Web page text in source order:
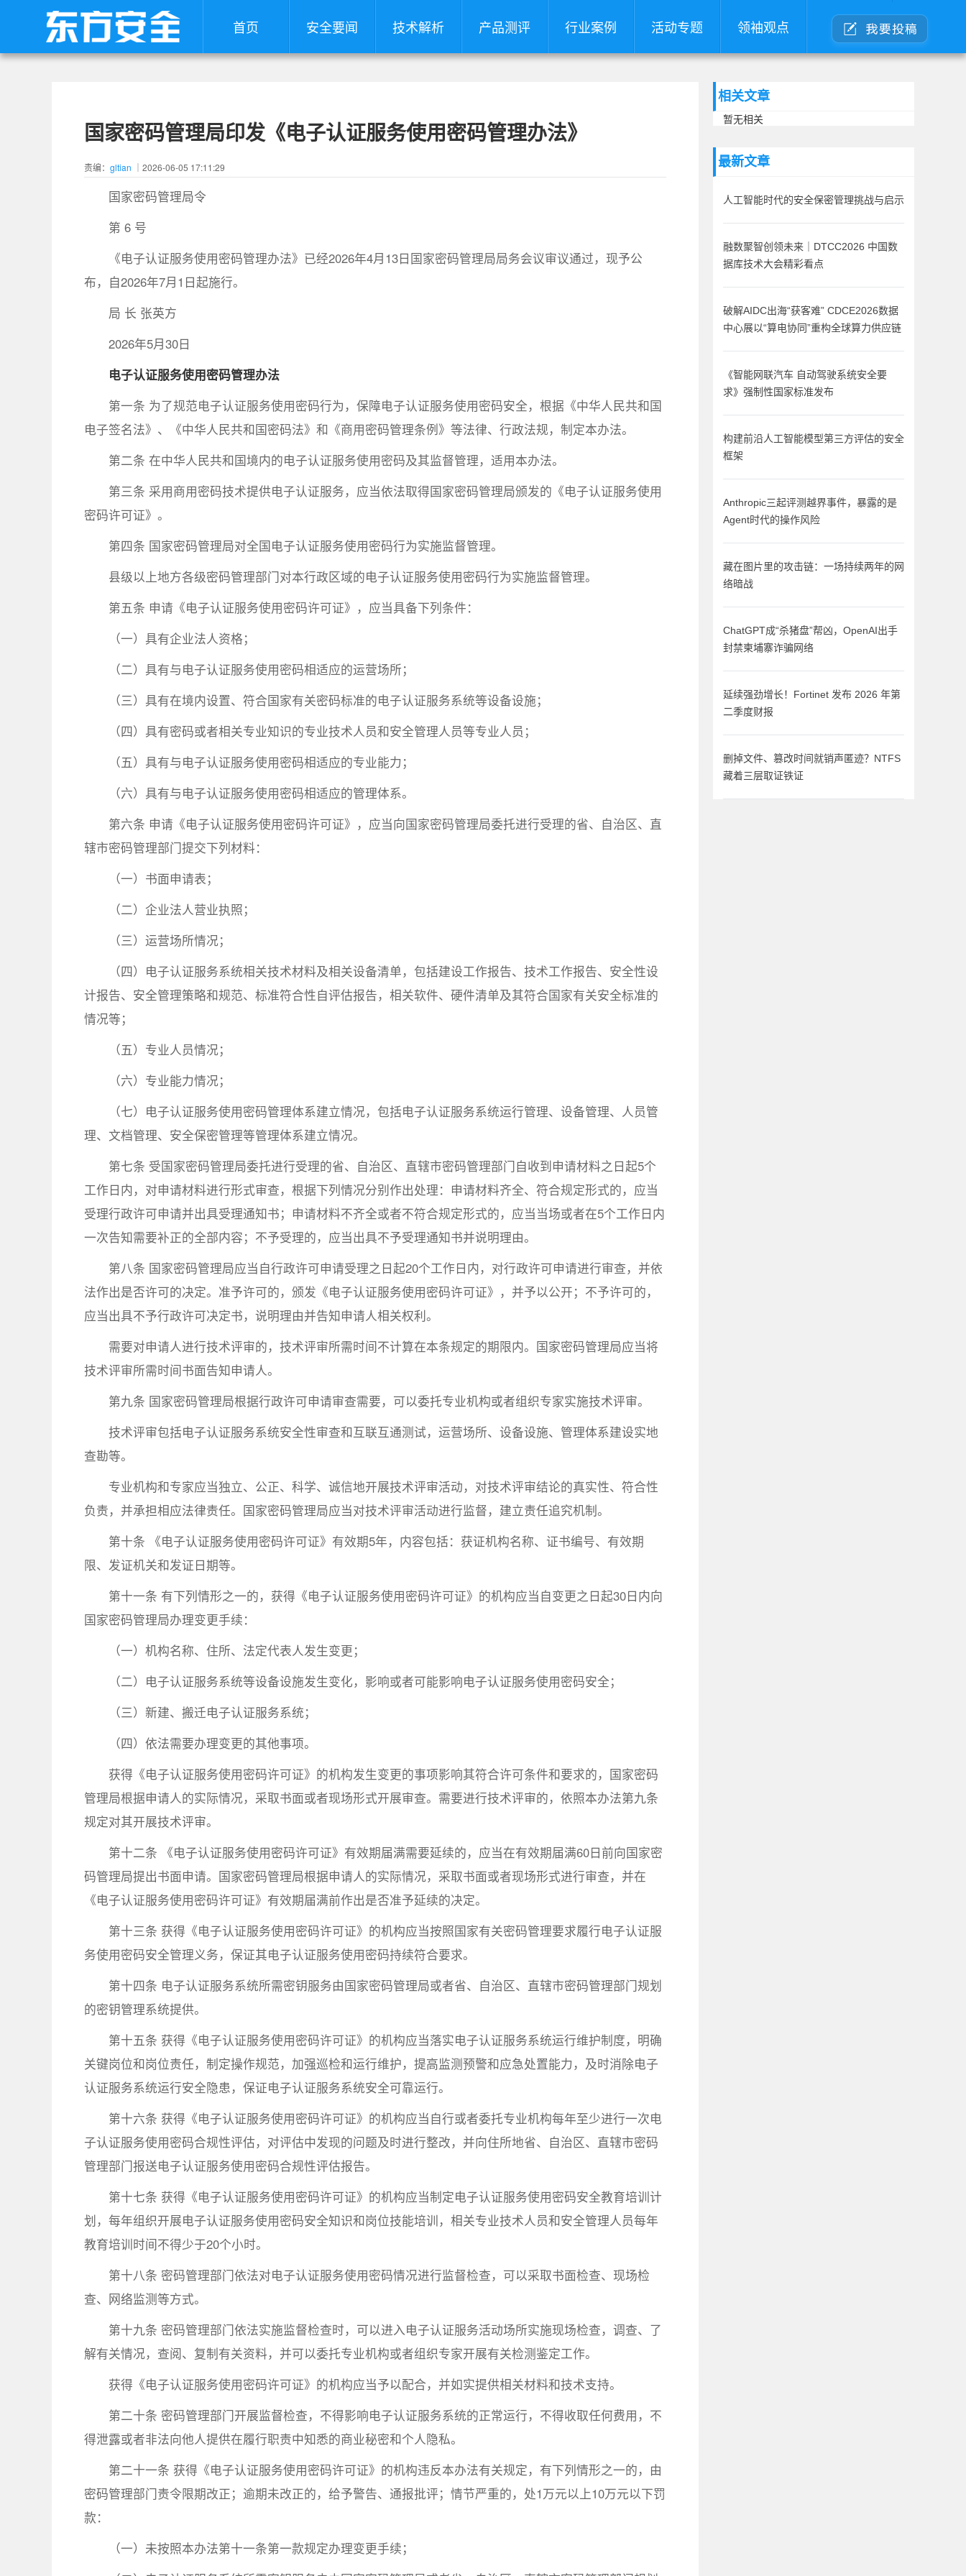
首页 安全要闻 技术解析 产品测评 行业案例 活动专题 领袖观点
国家密码管理局印发《电子认证服务使用密码管理办法》
责编： gltian ｜2026-06-05 17:11:29
国家密码管理局令
第 6 号
《电子认证服务使用密码管理办法》已经2026年4月13日国家密码管理局局务会议审议通过，现予公
布，自2026年7月1日起施行。
局 长 张英方
2026年5月30日
电子认证服务使用密码管理办法
第一条 为了规范电子认证服务使用密码行为，保障电子认证服务使用密码安全，根据《中华人民共和国
电子签名法》、《中华人民共和国密码法》和《商用密码管理条例》等法律、行政法规，制定本办法。
第二条 在中华人民共和国境内的电子认证服务使用密码及其监督管理，适用本办法。
第三条 采用商用密码技术提供电子认证服务，应当依法取得国家密码管理局颁发的《电子认证服务使用
密码许可证》。
第四条 国家密码管理局对全国电子认证服务使用密码行为实施监督管理。
县级以上地方各级密码管理部门对本行政区域的电子认证服务使用密码行为实施监督管理。
第五条 申请《电子认证服务使用密码许可证》，应当具备下列条件：
（一）具有企业法人资格；
（二）具有与电子认证服务使用密码相适应的运营场所；
（三）具有在境内设置、符合国家有关密码标准的电子认证服务系统等设备设施；
（四）具有密码或者相关专业知识的专业技术人员和安全管理人员等专业人员；
（五）具有与电子认证服务使用密码相适应的专业能力；
（六）具有与电子认证服务使用密码相适应的管理体系。
第六条 申请《电子认证服务使用密码许可证》，应当向国家密码管理局委托进行受理的省、自治区、直
辖市密码管理部门提交下列材料：
（一）书面申请表；
（二）企业法人营业执照；
（三）运营场所情况；
（四）电子认证服务系统相关技术材料及相关设备清单，包括建设工作报告、技术工作报告、安全性设
计报告、安全管理策略和规范、标准符合性自评估报告，相关软件、硬件清单及其符合国家有关安全标准的
情况等；
（五）专业人员情况；
（六）专业能力情况；
（七）电子认证服务使用密码管理体系建立情况，包括电子认证服务系统运行管理、设备管理、人员管
理、文档管理、安全保密管理等管理体系建立情况。
第七条 受国家密码管理局委托进行受理的省、自治区、直辖市密码管理部门自收到申请材料之日起5个
工作日内，对申请材料进行形式审查，根据下列情况分别作出处理：申请材料齐全、符合规定形式的，应当
受理行政许可申请并出具受理通知书；申请材料不齐全或者不符合规定形式的，应当当场或者在5个工作日内
一次告知需要补正的全部内容；不予受理的，应当出具不予受理通知书并说明理由。
第八条 国家密码管理局应当自行政许可申请受理之日起20个工作日内，对行政许可申请进行审查，并依
法作出是否许可的决定。准予许可的，颁发《电子认证服务使用密码许可证》，并予以公开；不予许可的，
应当出具不予行政许可决定书，说明理由并告知申请人相关权利。
需要对申请人进行技术评审的，技术评审所需时间不计算在本条规定的期限内。国家密码管理局应当将
技术评审所需时间书面告知申请人。
第九条 国家密码管理局根据行政许可申请审查需要，可以委托专业机构或者组织专家实施技术评审。
技术评审包括电子认证服务系统安全性审查和互联互通测试，运营场所、设备设施、管理体系建设实地
查勘等。
专业机构和专家应当独立、公正、科学、诚信地开展技术评审活动，对技术评审结论的真实性、符合性
负责，并承担相应法律责任。国家密码管理局应当对技术评审活动进行监督，建立责任追究机制。
第十条 《电子认证服务使用密码许可证》有效期5年，内容包括：获证机构名称、证书编号、有效期
限、发证机关和发证日期等。
第十一条 有下列情形之一的，获得《电子认证服务使用密码许可证》的机构应当自变更之日起30日内向
国家密码管理局办理变更手续：
（一）机构名称、住所、法定代表人发生变更；
（二）电子认证服务系统等设备设施发生变化，影响或者可能影响电子认证服务使用密码安全；
（三）新建、搬迁电子认证服务系统；
（四）依法需要办理变更的其他事项。
获得《电子认证服务使用密码许可证》的机构发生变更的事项影响其符合许可条件和要求的，国家密码
管理局根据申请人的实际情况，采取书面或者现场形式开展审查。需要进行技术评审的，依照本办法第九条
规定对其开展技术评审。
第十二条 《电子认证服务使用密码许可证》有效期届满需要延续的，应当在有效期届满60日前向国家密
码管理局提出书面申请。国家密码管理局根据申请人的实际情况，采取书面或者现场形式进行审查，并在
《电子认证服务使用密码许可证》有效期届满前作出是否准予延续的决定。
第十三条 获得《电子认证服务使用密码许可证》的机构应当按照国家有关密码管理要求履行电子认证服
务使用密码安全管理义务，保证其电子认证服务使用密码持续符合要求。
第十四条 电子认证服务系统所需密钥服务由国家密码管理局或者省、自治区、直辖市密码管理部门规划
的密钥管理系统提供。
第十五条 获得《电子认证服务使用密码许可证》的机构应当落实电子认证服务系统运行维护制度，明确
关键岗位和岗位责任，制定操作规范，加强巡检和运行维护，提高监测预警和应急处置能力，及时消除电子
认证服务系统运行安全隐患，保证电子认证服务系统安全可靠运行。
第十六条 获得《电子认证服务使用密码许可证》的机构应当自行或者委托专业机构每年至少进行一次电
子认证服务使用密码合规性评估，对评估中发现的问题及时进行整改，并向住所地省、自治区、直辖市密码
管理部门报送电子认证服务使用密码合规性评估报告。
第十七条 获得《电子认证服务使用密码许可证》的机构应当制定电子认证服务使用密码安全教育培训计
划，每年组织开展电子认证服务使用密码安全知识和岗位技能培训，相关专业技术人员和安全管理人员每年
教育培训时间不得少于20个小时。
第十八条 密码管理部门依法对电子认证服务使用密码情况进行监督检查，可以采取书面检查、现场检
查、网络监测等方式。
第十九条 密码管理部门依法实施监督检查时，可以进入电子认证服务活动场所实施现场检查，调查、了
解有关情况，查阅、复制有关资料，并可以委托专业机构或者组织专家开展有关检测鉴定工作。
获得《电子认证服务使用密码许可证》的机构应当予以配合，并如实提供相关材料和技术支持。
第二十条 密码管理部门开展监督检查，不得影响电子认证服务系统的正常运行，不得收取任何费用，不
得泄露或者非法向他人提供在履行职责中知悉的商业秘密和个人隐私。
第二十一条 获得《电子认证服务使用密码许可证》的机构违反本办法有关规定，有下列情形之一的，由
密码管理部门责令限期改正；逾期未改正的，给予警告、通报批评；情节严重的，处1万元以上10万元以下罚
款：
（一）未按照本办法第十一条第一款规定办理变更手续；
相关文章
暂无相关
最新文章
人工智能时代的安全保密管理挑战与启示
融数聚智创领未来｜DTCC2026 中国数
据库技术大会精彩看点
破解AIDC出海“获客难” CDCE2026数据
中心展以“算电协同”重构全球算力供应链
《智能网联汽车 自动驾驶系统安全要
求》强制性国家标准发布
构建前沿人工智能模型第三方评估的安全
框架
Anthropic三起评测越界事件，暴露的是
Agent时代的操作风险
藏在图片里的攻击链：一场持续两年的网
络暗战
ChatGPT成“杀猪盘”帮凶，OpenAI出手
封禁柬埔寨诈骗网络
延续强劲增长！Fortinet 发布 2026 年第
二季度财报
删掉文件、篡改时间就销声匿迹？NTFS
藏着三层取证铁证